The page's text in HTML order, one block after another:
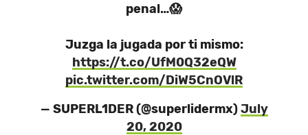
penal…😱
Juzga la jugada por ti mismo:
https://t.co/UfM0Q32eQW
pic.twitter.com/DiW5CnOVlR
— SUPERL1DER (@superlidermx)July
20, 2020